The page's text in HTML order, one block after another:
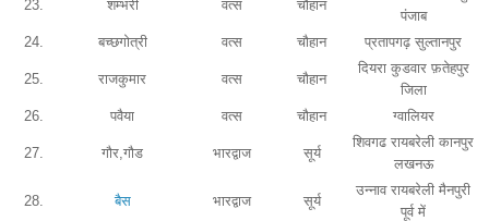
23. शम्भरी वत्स चौहान
पंजाब
24.
बच्छगोत्री वत्स चौहान प्रतापगढ़ सुल्तानपुर
25. राजकुमार वत्स चौहान
दियरा कुडवार फ़तेहपुर
जिला
26.
पवैया वत्स चौहान ग्वालियर
27. गौर,गौड भारद्वाज सूर्य
शिवगढ रायबरेली कानपुर
लखनऊ
28. बैस भारद्वाज सूर्य
उन्नाव रायबरेली मैनपुरी
पूर्व में